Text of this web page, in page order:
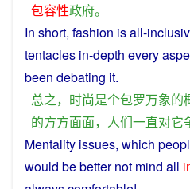
包容性政府。
In short, fashion isall-
tentacles in-depth every
been debating it.
总之， 时尚是个包罗万象的
的方方面面， 人们一直对它
Mentality issues, which
would bebetter not mind all